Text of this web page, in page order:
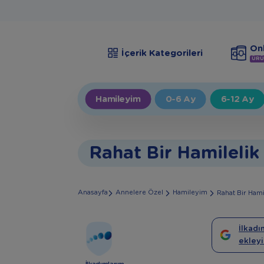
İçerik Kategorileri
Hamileyim 0-6 Ay 6-12 Ay
Rahat Bir Hamilelik
Anasayfa Annelere Özel Hamileyim Rahat Bir